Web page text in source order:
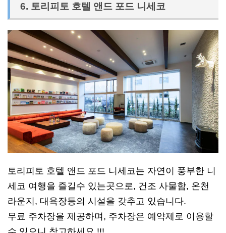
6. 토리피토 호텔 앤드 포드 니세코
토리피토 호텔 앤드 포드 니세코는 자연이 풍부한 니
세코 여행을 즐길수 있는곳으로, 건조 사물함, 온천
라운지, 대욕장등의 시설을 갖추고 있습니다.
무료 주차장을 제공하며, 주차장은 예약제로 이용할